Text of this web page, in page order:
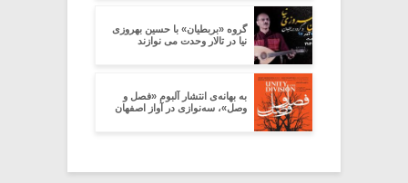
گروه «بربطیان» با حسین بهروزی
نیا در تالار وحدت می نوازند
به بهانه‌ی انتشار آلبوم «فصل و
وصل»، سه‌نوازی در آواز اصفهان